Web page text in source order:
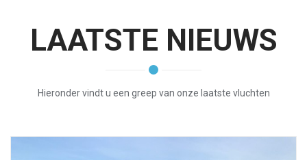
LAATSTE NIEUWS
Hieronder vindt u een greep van onze laatste vluchten